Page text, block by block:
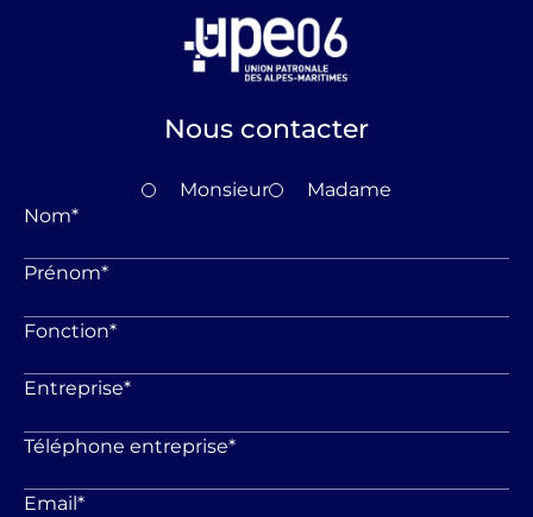
Nous contacter
Monsieur
Madame
Nom*
Prénom*
Fonction*
Entreprise*
Téléphone entreprise*
Email*